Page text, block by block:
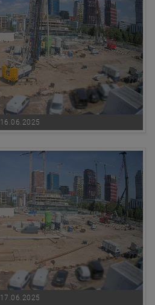
16.06.2025
17.06.2025